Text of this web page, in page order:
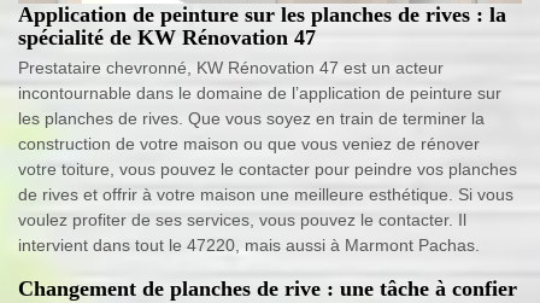
Application de peinture sur les planches de rives : la
spécialité de KW Rénovation 47
Prestataire chevronné, KW Rénovation 47 est un acteur
incontournable dans le domaine de l’application de peinture sur
les planches de rives. Que vous soyez en train de terminer la
construction de votre maison ou que vous veniez de rénover
votre toiture, vous pouvez le contacter pour peindre vos planches
de rives et offrir à votre maison une meilleure esthétique. Si vous
voulez profiter de ses services, vous pouvez le contacter. Il
intervient dans tout le 47220, mais aussi à Marmont Pachas.
Changement de planches de rive : une tâche à confier